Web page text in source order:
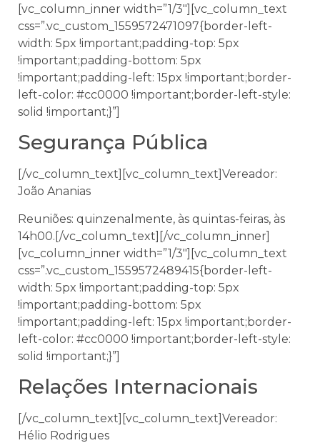
[vc_column_inner width=”1/3″][vc_column_text
css=”.vc_custom_1559572471097{border-left-
width: 5px !important;padding-top: 5px
!important;padding-bottom: 5px
!important;padding-left: 15px !important;border-
left-color: #cc0000 !important;border-left-style:
solid !important;}”]
Segurança Pública
[/vc_column_text][vc_column_text]Vereador:
João Ananias
Reuniões: quinzenalmente, às quintas-feiras, às
14h00.[/vc_column_text][/vc_column_inner]
[vc_column_inner width=”1/3″][vc_column_text
css=”.vc_custom_1559572489415{border-left-
width: 5px !important;padding-top: 5px
!important;padding-bottom: 5px
!important;padding-left: 15px !important;border-
left-color: #cc0000 !important;border-left-style:
solid !important;}”]
Relações Internacionais
[/vc_column_text][vc_column_text]Vereador:
Hélio Rodrigues